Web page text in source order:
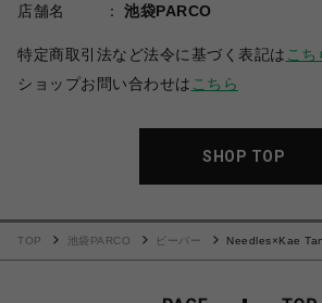
店舗名
池袋PARCO
特定商取引法など法令に基づく表記は こち
ショップお問い合わせは こちら
SHOP TOP
TOP 池袋PARCO ビーバー
Needles×Kae